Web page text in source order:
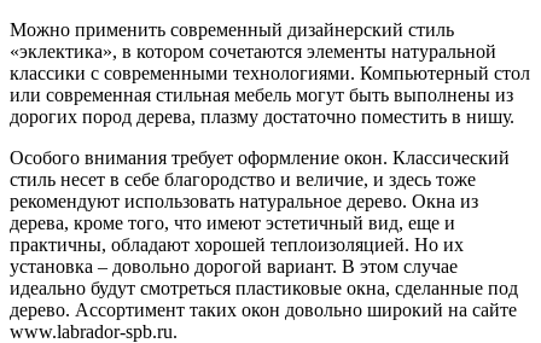
Можно применить современный дизайнерский стиль
«эклектика», в котором сочетаются элементы натуральной
классики с современными технологиями. Компьютерный стол
или современная стильная мебель могут быть выполнены из
дорогих пород дерева, плазму достаточно поместить в нишу.
Особого внимания требует оформление окон. Классический
стиль несет в себе благородство и величие, и здесь тоже
рекомендуют использовать натуральное дерево. Окна из
дерева, кроме того, что имеют эстетичный вид, еще и
практичны, обладают хорошей теплоизоляцией. Но их
установка – довольно дорогой вариант. В этом случае
идеально будут смотреться пластиковые окна, сделанные под
дерево. Ассортимент таких окон довольно широкий на сайте
www.labrador-spb.ru.